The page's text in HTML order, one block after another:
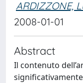
ARDIZZONE,
2008-01-01
Abstract
Il contenuto